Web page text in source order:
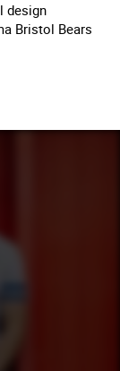
design
Bristol Bears